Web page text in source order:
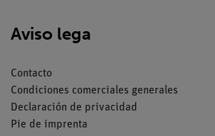
Aviso lega
Contacto
Condiciones comerciales generales
Declaración de privacidad
Pie de imprenta